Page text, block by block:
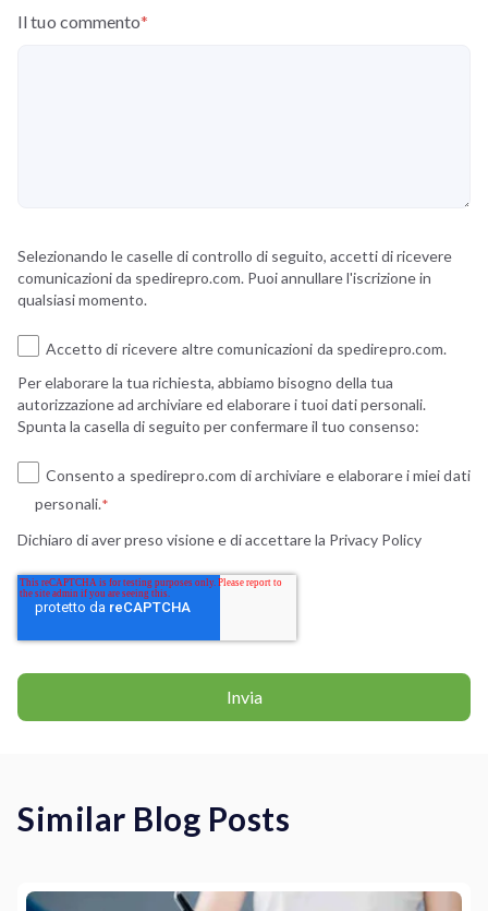
Il tuo commento*
Selezionando le caselle di controllo di seguito, accetti di ricevere
comunicazioni da spedirepro.com. Puoi annullare l'iscrizione in
qualsiasi momento.
Accetto di ricevere altre comunicazioni da spedirepro.com.
Per elaborare la tua richiesta, abbiamo bisogno della tua
autorizzazione ad archiviare ed elaborare i tuoi dati personali.
Spunta la casella di seguito per confermare il tuo consenso:
Consento a spedirepro.com di archiviare e elaborare i miei dati
personali.*
Dichiaro di aver preso visione e di accettare la Privacy Policy
Similar Blog Posts